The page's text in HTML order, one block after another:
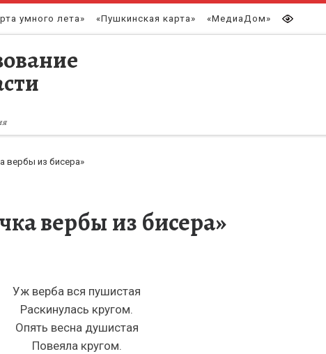
умного лета» «Пушкинская карта» «МедиаДом»
вербы из бисера»
вербы из бисера»
Уж верба вся пушистая
Раскинулась кругом.
Опять весна душистая
Повеяла кругом.